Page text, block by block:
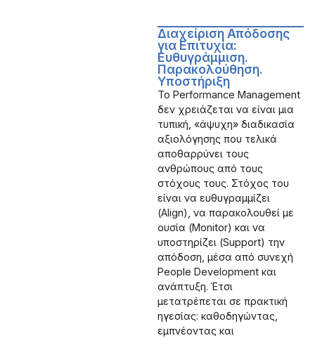
Διαχείριση Απόδοσης
για Επιτυχία:
Ευθυγράμμιση.
Παρακολούθηση.
Υποστήριξη
Το Performance Management
δεν χρειάζεται να είναι μια
τυπική, «άψυχη» διαδικασία
αξιολόγησης που τελικά
αποθαρρύνει τους
ανθρώπους από τους
στόχους τους. Στόχος του
είναι να ευθυγραμμίζει
(Align), να παρακολουθεί με
ουσία (Monitor) και να
υποστηρίζει (Support) την
απόδοση, μέσα από συνεχή
People Development και
ανάπτυξη. Έτσι
μετατρέπεται σε πρακτική
ηγεσίας: καθοδηγώντας,
εμπνέοντας και